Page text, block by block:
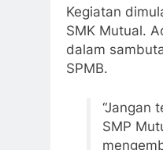
Kegiatan
SMK Mutual.
dalam
SPMB.
“Jangan
SMP